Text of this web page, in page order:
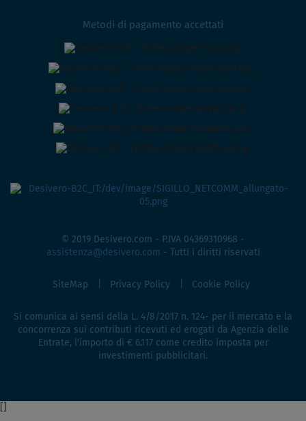
Metodi di pagamento accettati
© 2019 Desivero.com - P.IVA 04369310968 -
assistenza@desivero.com - Tutti i diritti riservati
SiteMap Privacy Policy Cookie Policy
Si comunica ai sensi della L. 4/8/2017 n. 124- per il mercato e la
concorrenza sui contributi ricevuti ed erogati da Agenzia delle
Entrate, l'importo di € 6.117 come credito imposta per
investimenti pubblicitari.